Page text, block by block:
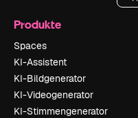
Produkte
Spaces
KI-Assistent
KI-Bildgenerator
KI-Videogenerator
KI-Stimmengenerator